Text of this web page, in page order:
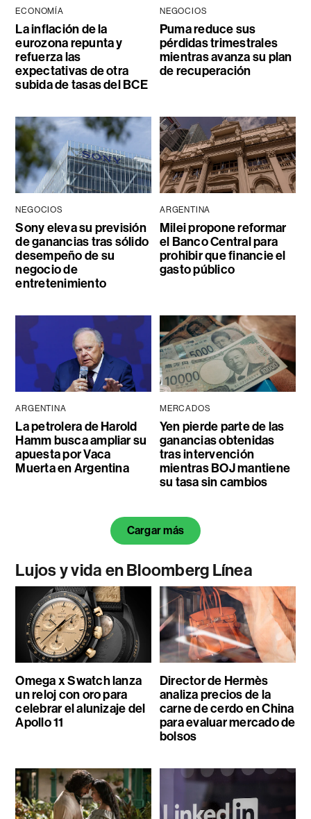
ECONOMÍA
La inflación de la
eurozona repunta y
refuerza las
expectativas de otra
subida de tasas del BCE
NEGOCIOS
Puma reduce sus
pérdidas trimestrales
mientras avanza su plan
de recuperación
NEGOCIOS
Sony eleva su previsión
de ganancias tras sólido
desempeño de su
negocio de
entretenimiento
ARGENTINA
Milei propone reformar
el Banco Central para
prohibir que financie el
gasto público
ARGENTINA
La petrolera de Harold
Hamm busca ampliar su
apuesta por Vaca
Muerta en Argentina
MERCADOS
Yen pierde parte de las
ganancias obtenidas
tras intervención
mientras BOJ mantiene
su tasa sin cambios
Cargar más
Lujos y vida en Bloomberg Línea
Omega x Swatch lanza
un reloj con oro para
celebrar el alunizaje del
Apollo 11
Director de Hermès
analiza precios de la
carne de cerdo en China
para evaluar mercado de
bolsos